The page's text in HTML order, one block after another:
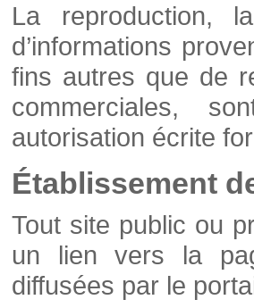
La reproduction,
d’informations
fins autres que de
commerciales,
autorisation écrite
Établissement
Tout site public ou
un lien vers la
diffusées par le